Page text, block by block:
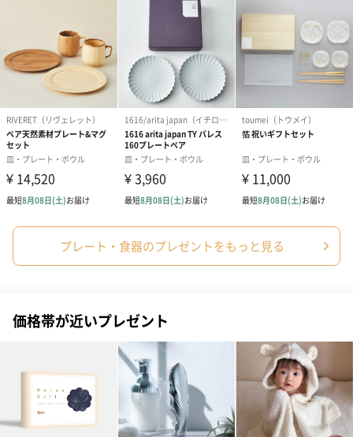
写真付きメッセージカ
ード（680円）
写真付きメッセージカ
ード（Thank you）ピ
ンク（680円）
【誕生日】
Birthday ホワ
刷なし）（
ラッピング
ギフトラッピングを施してお届けします。
リボン付きバッグ（クリーム）
XL（350円）
リボン付きバッグ（グレー）
XL（350円）
プレート・食器のプレゼントをもっと見る
価格帯が近いプレゼント